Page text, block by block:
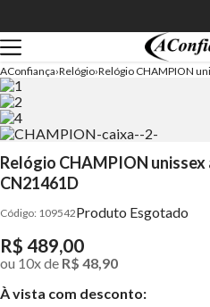
AConfiança Relógio Relógio CHAMPION
Relógio CHAMPION
CN21461D
109542Produto Esgotado
R$ 489,00
ou 10xde R$ 48,90
À vista com desconto: